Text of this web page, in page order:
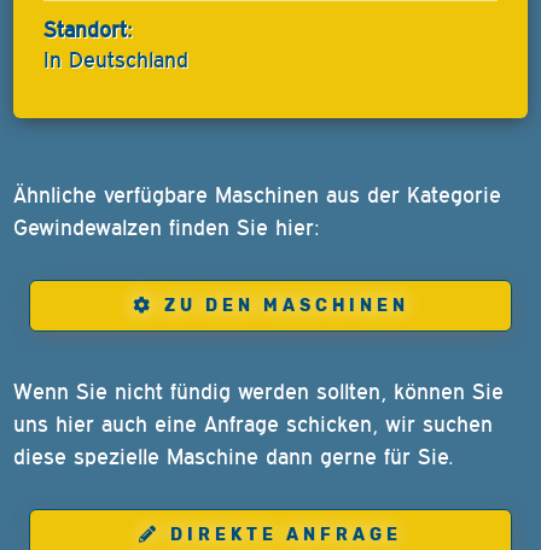
Standort:
In Deutschland
Ähnliche verfügbare Maschinen aus der Kategorie
Gewindewalzen finden Sie hier:
ZU DEN MASCHINEN
Wenn Sie nicht fündig werden sollten, können Sie
uns hier auch eine Anfrage schicken, wir suchen
diese spezielle Maschine dann gerne für Sie.
DIREKTE ANFRAGE